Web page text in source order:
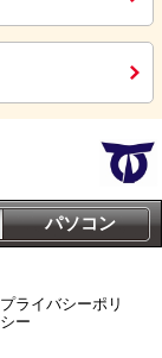
パソコン
プライバシーポリ
シー